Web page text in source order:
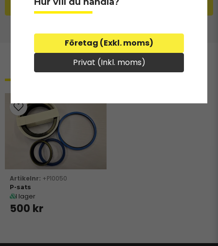
Skicka fråga
Relaterade produkter
+P10050
P-sats
I lager
500 kr
Företag (Exkl. moms)
Privat (Inkl. moms)